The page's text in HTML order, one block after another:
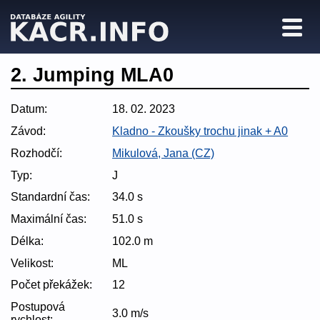
2. Jumping MLA0
Datum:
18. 02. 2023
Závod:
Kladno - Zkoušky trochu jinak + A0
Rozhodčí:
Mikulová, Jana (CZ)
Typ:
J
Standardní čas:
34.0 s
Maximální čas:
51.0 s
Délka:
102.0 m
Velikost:
ML
Počet překážek:
12
Postupová
3.0 m/s